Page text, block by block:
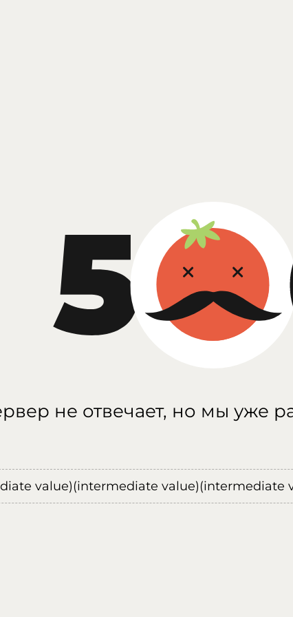
не отвечает, но мы уже
value)(intermediate value)(intermediate